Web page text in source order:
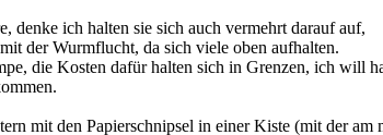
denke ich halten sie sich auch vermehrt darauf auf,
der Wurmflucht, da sich viele oben aufhalten.
die Kosten dafür halten sich in Grenzen, ich will
mit den Papierschnipsel in einer Kiste (mit der am